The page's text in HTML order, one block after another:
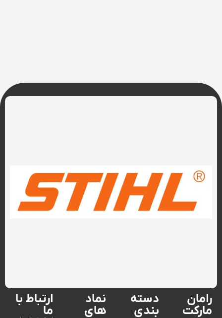
رامان
مارکت
دسته
بندی
نماد
های
ارتباط با
ما